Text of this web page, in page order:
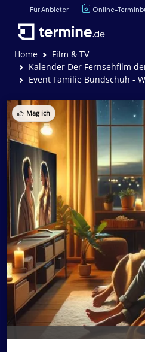
Für Anbieter Online-
Home
Film & TV
Kalender Der Fernsehfilm der Woche -
Event Familie Bundschuh -
Mag ich